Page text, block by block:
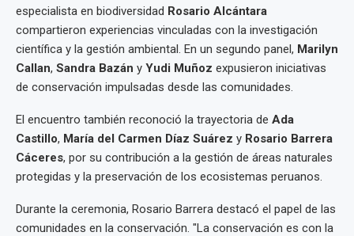
especialista en biodiversidad Rosario Alcántara
compartieron experiencias vinculadas con la investigación
científica y la gestión ambiental. En un segundo panel, Marilyn
Callan, Sandra Bazán y Yudi Muñoz expusieron iniciativas
de conservación impulsadas desde las comunidades.
El encuentro también reconoció la trayectoria de Ada
Castillo, María del Carmen Díaz Suárez y Rosario Barrera
Cáceres, por su contribución a la gestión de áreas naturales
protegidas y la preservación de los ecosistemas peruanos.
Durante la ceremonia, Rosario Barrera destacó el papel de las
comunidades en la conservación. "La conservación es con la